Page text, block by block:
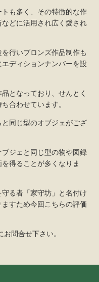
も多く、その特徴的な作
どに活用され広く愛され
行いブロンズ作品制作も
ディションナンバーを設
となっており、せんとく
合わせています。
同じ型のオブジェがござ
ジェと同じ型の物や図録
得ることが多くなりま
る者「家守坊」と名付け
すため今回こちらの評価
問合せ下さい。